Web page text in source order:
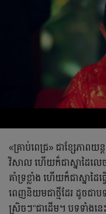
«គ្រាប់ពេជ្រ» ជាខ្សែភាព
វិសាល ហើយក៏ជាស្នាដៃលេ
គាំទ្រខ្លាំង ហើយក៏ជាស្នាដ
ពេញនិយម​ជា​ថ្មី​ដែរ ដូចជាប
ស្រិចៗ"ជាដើម។ បទ​ទាំង​នេះ